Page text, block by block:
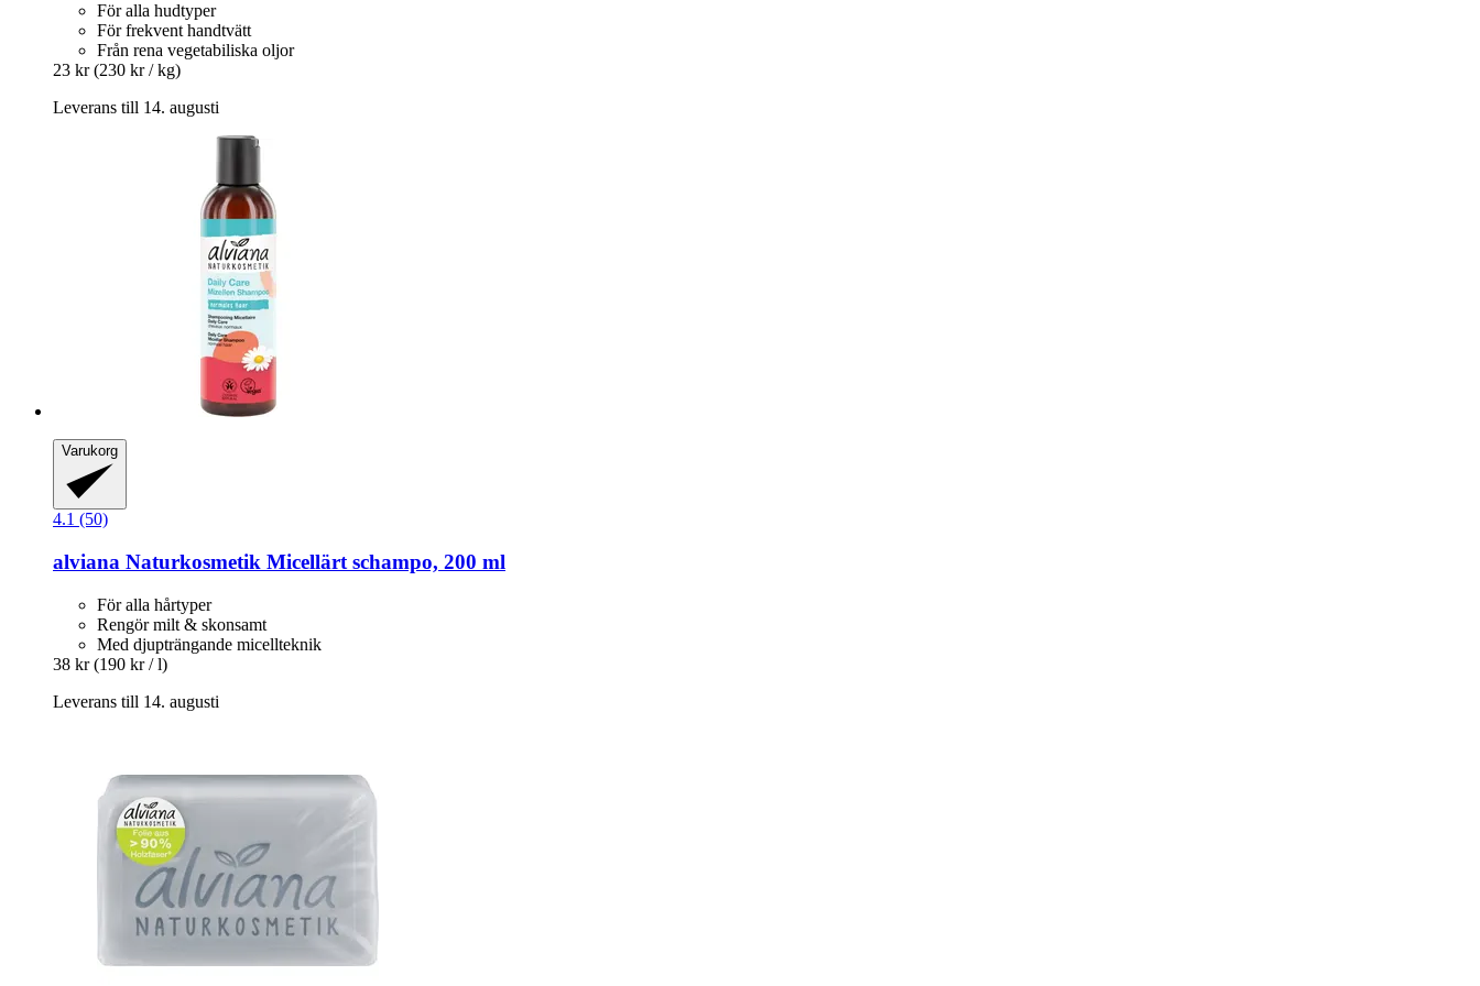
För alla hudtyper
För frekvent handtvätt
Från rena vegetabiliska oljor
23 kr (230 kr / kg)
Leverans till 14. augusti
Varukorg
4.1 (50)
alviana Naturkosmetik Micellärt schampo, 200 ml
För alla hårtyper
Rengör milt & skonsamt
Med djupträngande micellteknik
38 kr (190 kr / l)
Leverans till 14. augusti